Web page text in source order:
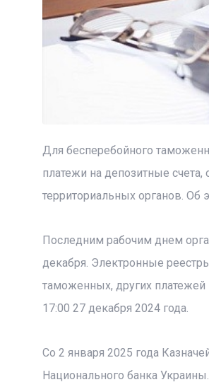
Для бесперебойного
платежи на депозитные
территориальных органов. Об
Последним рабочим днем
декабря. Электронные
таможенных, других
17:00 27 декабря 2024 года.
Со 2 января 2025 года
Национального банка